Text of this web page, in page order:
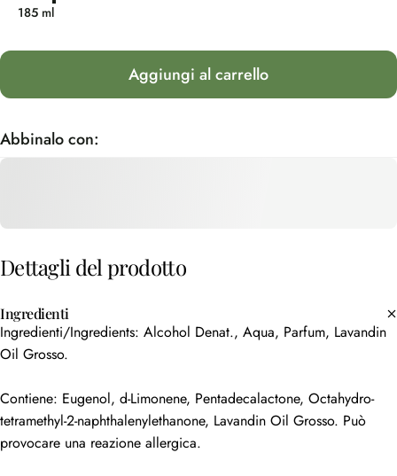
185 ml
Aggiungi al carrello
Abbinalo con:
Dettagli del prodotto
Ingredienti
Ingredienti/Ingredients: Alcohol Denat., Aqua, Parfum, Lavandin
Oil Grosso.
Contiene: Eugenol, d-Limonene, Pentadecalactone, Octahydro-
tetramethyl-2-naphthalenylethanone, Lavandin Oil Grosso. Può
provocare una reazione allergica.